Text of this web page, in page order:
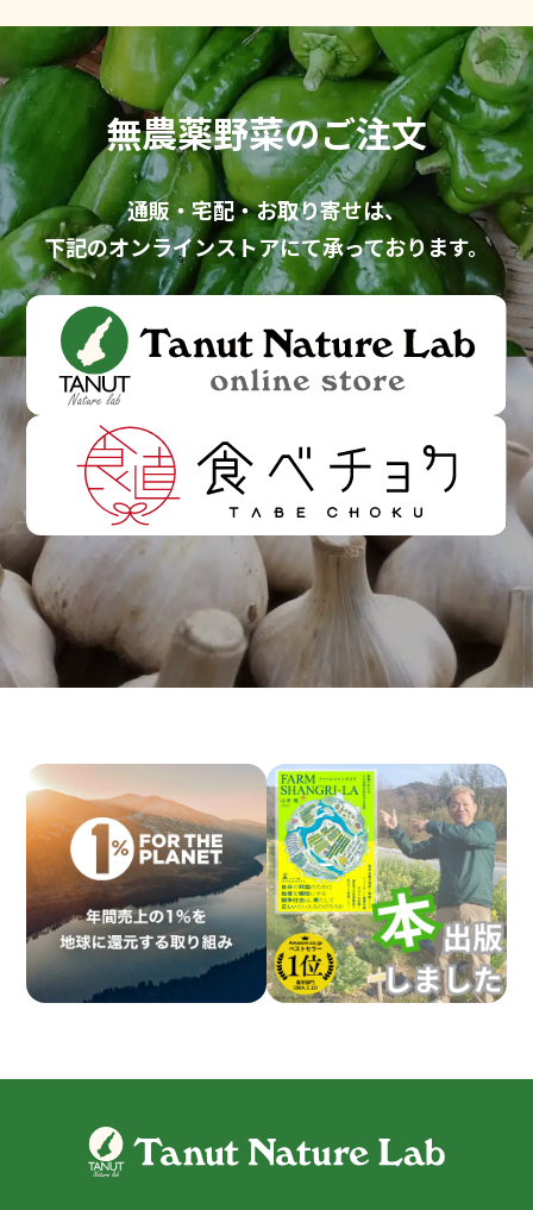
無農薬野菜のご注文
通販・宅配・お取り寄せは、
下記のオンラインストアにて承っております。